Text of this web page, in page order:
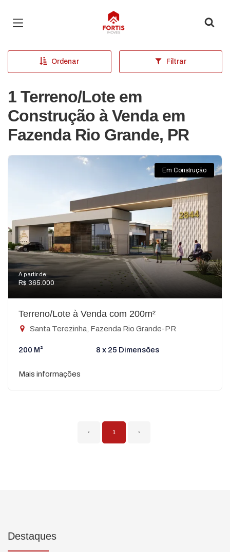
Página inicial
Ordenar Filtrar
1 Terreno/Lote em
Construção à Venda em
Fazenda Rio Grande, PR
Em Construção
A partir de:
R$ 365.000
Terreno/Lote à Venda com 200m²
Santa Terezinha, Fazenda Rio Grande-PR
200 M² 8 x 25 Dimensões
Mais informações
‹ 1 ›
Destaques